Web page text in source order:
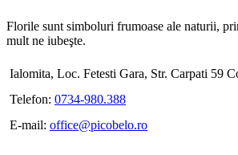
Florile sunt simboluri frumoase ale naturii,
mult ne iubeşte.
Ialomita, Loc. Fetesti Gara, Str. Carpati 59
Telefon: 0734-980.388
E-mail: office@picobelo.ro